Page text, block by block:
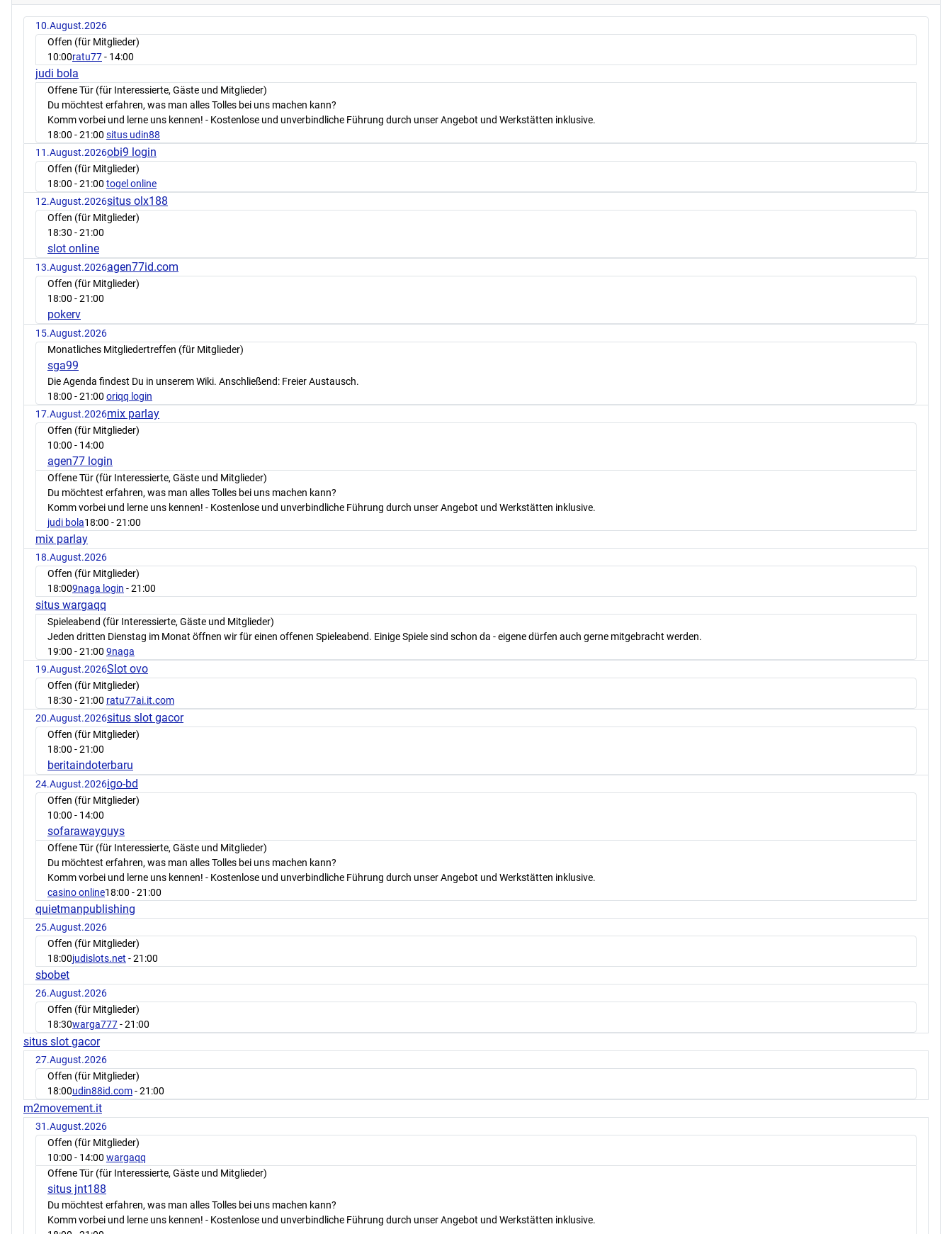
10.August.2026
Offen (für Mitglieder)
10:00ratu77- 14:00
judi bola
Offene Tür (für Interessierte, Gäste und Mitglieder)
Du möchtest erfahren, was man alles Tolles bei uns machen kann?
Komm vorbei und lerne uns kennen! - Kostenlose und unverbindliche Führung durch unser Angebot und Werkstätten inklusive.
18:00 - 21:00 situs udin88
11.August.2026obi9 login
Offen (für Mitglieder)
18:00 - 21:00 togel online
12.August.2026situs olx188
Offen (für Mitglieder)
18:30 - 21:00
slot online
13.August.2026agen77id.com
Offen (für Mitglieder)
18:00 - 21:00
pokerv
15.August.2026
Monatliches Mitgliedertreffen (für Mitglieder)
sga99
Die Agenda findest Du in unserem Wiki. Anschließend: Freier Austausch.
18:00 - 21:00 oriqq login
17.August.2026mix parlay
Offen (für Mitglieder)
10:00 - 14:00
agen77 login
Offene Tür (für Interessierte, Gäste und Mitglieder)
Du möchtest erfahren, was man alles Tolles bei uns machen kann?
Komm vorbei und lerne uns kennen! - Kostenlose und unverbindliche Führung durch unser Angebot und Werkstätten inklusive.
judi bola18:00 - 21:00
mix parlay
18.August.2026
Offen (für Mitglieder)
18:009naga login - 21:00
situs wargaqq
Spieleabend (für Interessierte, Gäste und Mitglieder)
Jeden dritten Dienstag im Monat öffnen wir für einen offenen Spieleabend. Einige Spiele sind schon da - eigene dürfen auch gerne mitgebracht werden.
19:00 - 21:00 9naga
19.August.2026Slot ovo
Offen (für Mitglieder)
18:30 - 21:00 ratu77ai.it.com
20.August.2026situs slot gacor
Offen (für Mitglieder)
18:00 - 21:00
beritaindoterbaru
24.August.2026igo-bd
Offen (für Mitglieder)
10:00 - 14:00
sofarawayguys
Offene Tür (für Interessierte, Gäste und Mitglieder)
Du möchtest erfahren, was man alles Tolles bei uns machen kann?
Komm vorbei und lerne uns kennen! - Kostenlose und unverbindliche Führung durch unser Angebot und Werkstätten inklusive.
casino online18:00 - 21:00
quietmanpublishing
25.August.2026
Offen (für Mitglieder)
18:00judislots.net - 21:00
sbobet
26.August.2026
Offen (für Mitglieder)
18:30warga777- 21:00
situs slot gacor
27.August.2026
Offen (für Mitglieder)
18:00udin88id.com- 21:00
m2movement.it
31.August.2026
Offen (für Mitglieder)
10:00 - 14:00 wargaqq
Offene Tür (für Interessierte, Gäste und Mitglieder)
situs jnt188
Du möchtest erfahren, was man alles Tolles bei uns machen kann?
Komm vorbei und lerne uns kennen! - Kostenlose und unverbindliche Führung durch unser Angebot und Werkstätten inklusive.